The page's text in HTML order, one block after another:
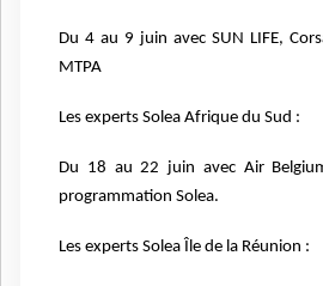
Du 4 au 9 juin avec SUN LIFE,
MTPA
Les experts Solea Afrique du Sud :
Du 18 au 22 juin avec Air
programmation Solea.
Les experts Solea Île de la Réunion :